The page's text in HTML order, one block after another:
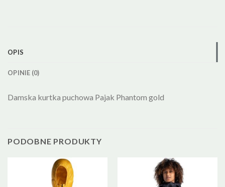
OPIS
OPINIE (0)
Damska kurtka puchowa Pajak Phantom gold
PODOBNE PRODUKTY